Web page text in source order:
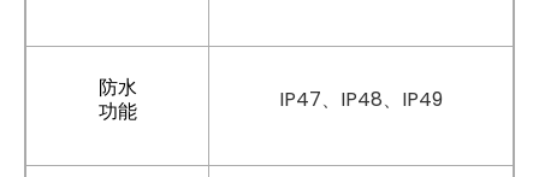
防水
功能
IP47、IP48、IP49